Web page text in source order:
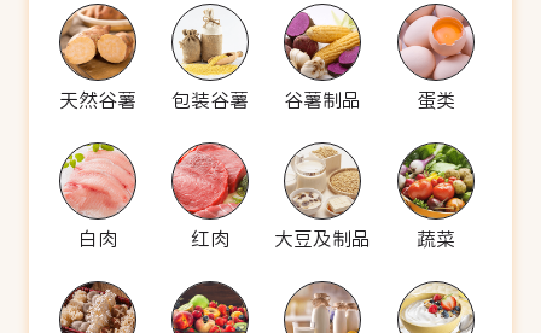
天然谷薯 包装谷薯 谷薯制品 蛋类
白肉 红肉 大豆及制品 蔬菜